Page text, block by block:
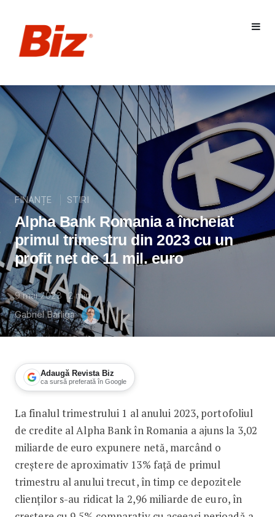
FINANȚE STIRI
Alpha Bank Romania a încheiat
primul trimestru din 2023 cu un
profit net de 11 mil. euro
9 mai 2023 2min
Gabriel Barliga
Adaugă Revista Biz
ca sursă preferată în Google
Alpha Bank Romania a încheiat
La finalul trimestrului 1 al anului 2023, portofoliul
de credite al Alpha Bank în Romania a ajuns la 3,02
miliarde de euro expunere netă, marcând o
creștere de aproximativ 13% față de primul
trimestru al anului trecut, în timp ce depozitele
clienților s-au ridicat la 2,96 miliarde de euro, în